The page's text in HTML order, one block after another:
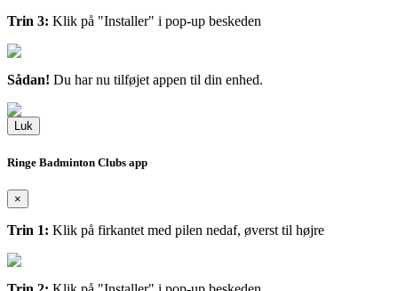
Trin 3: Klik på "Installer" i pop-up beskeden
Sådan! Du har nu tilføjet appen til din enhed.
Luk
Ringe Badminton Clubs app
×
Trin 1: Klik på firkantet med pilen nedaf, øverst til højre